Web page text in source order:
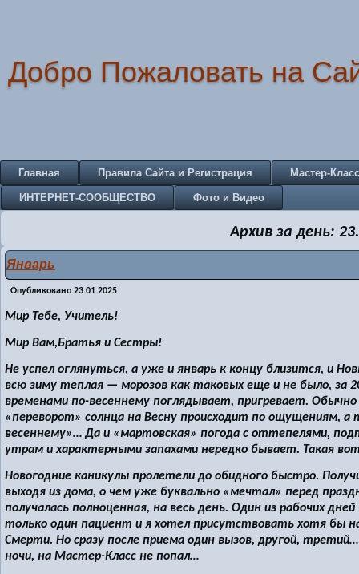
Добро Пожаловать на
Главная Правила Сайта и Регистрация Мастер-
ИНТЕРНЕТ-СООБЩЕСТВО Фото и Видео
Архив за день:
Январь
Опубликовано 23.01.2025
Мир Тебе, Учитель!
Мир Вам,Братья и Сестры!
Не успел оглянуться, а уже и январь к концу близится, и
всю зиму теплая — морозов как таковых еще и не было, за
временами по-весеннему поглядывает, пригревает. Обычно
«переворот» солнца на Весну происходит по ощущениям,
весеннему»… Да и «мартовская» погода с оттепелями,
утрам и характерными запахами нередко бывает. Такая
Новогодние каникулы пролетели до обидного быстро.
выходя из дома, о чем уже буквально «мечтал» перед
получалась полноценная, на весь день. Один из рабочих
только один пациент и я хотел присутствовать хотя бы
Смерти. Но сразу после приема один вызов, другой,
ночи, на Мастер-Класс не попал…